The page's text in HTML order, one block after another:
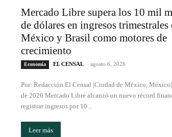
Mercado Libre supera los 10 mil
de dólares en ingresos trimestrales
México y Brasil como motores de
crecimiento
Economía EL CENSAL - agosto 6, 2026
Por: Redacción El Censal |Ciudad de México,
de 2026 Mercado Libre alcanzó un nuevo récord
registrar ingresos por 10...
Leer más